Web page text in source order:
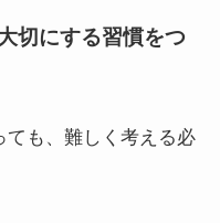
切にする習慣をつ
ても、難しく考える必